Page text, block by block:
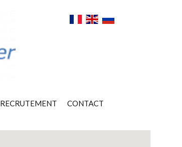
RECRUTEMENT CONTACT